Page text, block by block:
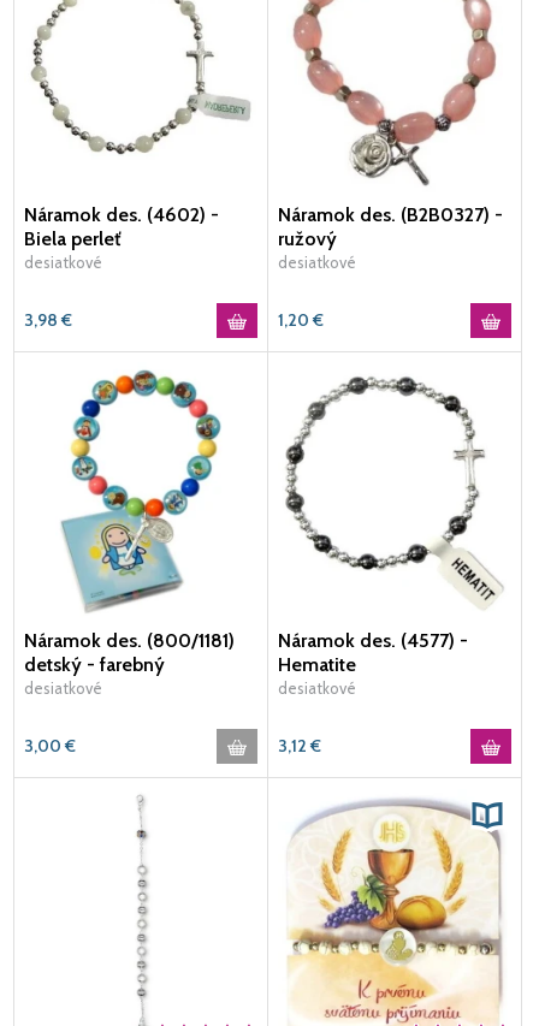
Náramok des. (4602) -
Biela perleť
desiatkové
3,98 €
Náramok des. (B2B0327) -
ružový
desiatkové
1,20 €
Náramok des. (800/1181)
detský - farebný
desiatkové
3,00 €
Náramok des. (4577) -
Hematite
desiatkové
3,12 €